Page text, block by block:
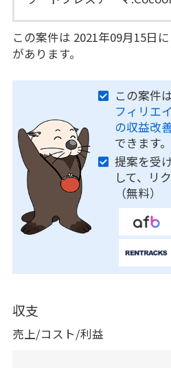
この案件は 2021年09月15日
があります。
この案件
フィリエ
の収益改
できます。
提案を受
して、リ
（無料）
収支
売上/コスト/利益